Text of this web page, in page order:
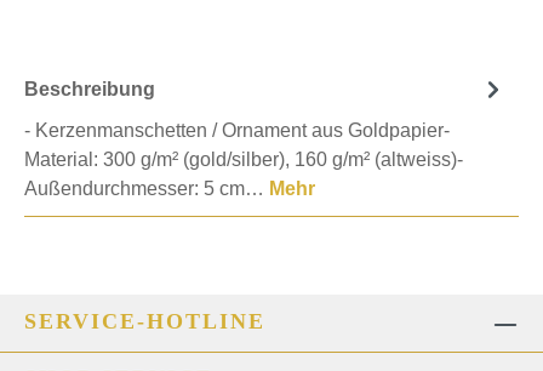
Beschreibung
- Kerzenmanschetten / Ornament aus Goldpapier-
Material: 300 g/m² (gold/silber), 160 g/m² (altweiss)-
Außendurchmesser: 5 cm… Mehr
SERVICE-HOTLINE